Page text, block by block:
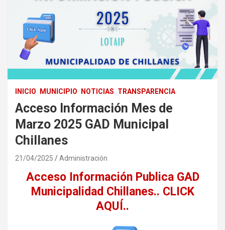
INICIO MUNICIPIO NOTICIAS TRANSPARENCIA
Acceso Información Mes de
Marzo 2025 GAD Municipal
Chillanes
21/04/2025 Administración
Acceso Información Publica GAD
Municipalidad Chillanes.. CLICK
AQUÍ..